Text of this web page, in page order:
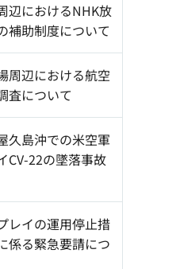
辺におけるNHK放
補助制度について
周辺における航空
査について
久島沖での米空軍
CV-22の墜落事故
レイの運用停止措
係る緊急要請につ